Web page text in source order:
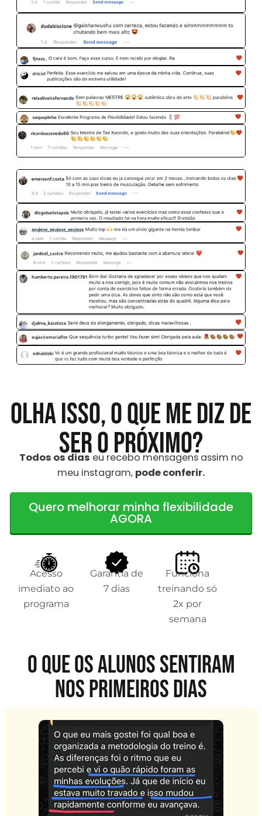
Olha isso, o que me diz de
ser o próximo?
Todos os dias eu recebo mensagens assim no
meu instagram, pode conferir.
Quero melhorar minha flexibilidade
AGORA
Acesso
imediato ao
programa
Garantia de
7 dias
Funciona
treinando só
2x por
semana
O que os alunos sentiram
nos primeiros dias